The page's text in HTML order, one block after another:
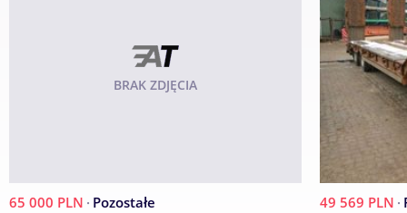
BRAK ZDJĘCIA
65 000 PLN · Pozostałe 49 569 PLN ·